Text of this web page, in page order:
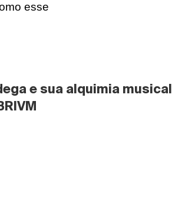
esse
e sua alquimia musical